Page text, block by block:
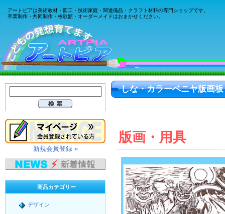
アートピアは美術教材・図工・技術家庭・関連備品・クラフト材料の専門ショップです。
卒業制作・共同制作・校歌額・オーダーメイドはおまかせください。
しな・カラーベニヤ版画
版画・用具
新規会員登録 »
商品カテゴリー
デザイン